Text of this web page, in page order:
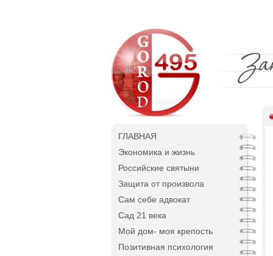
ГЛАВНАЯ
Экономика и жизнь
Российские святыни
Защита от произвола
Сам себе адвокат
Сад 21 века
Мой дом- моя крепость
Позитивная психология